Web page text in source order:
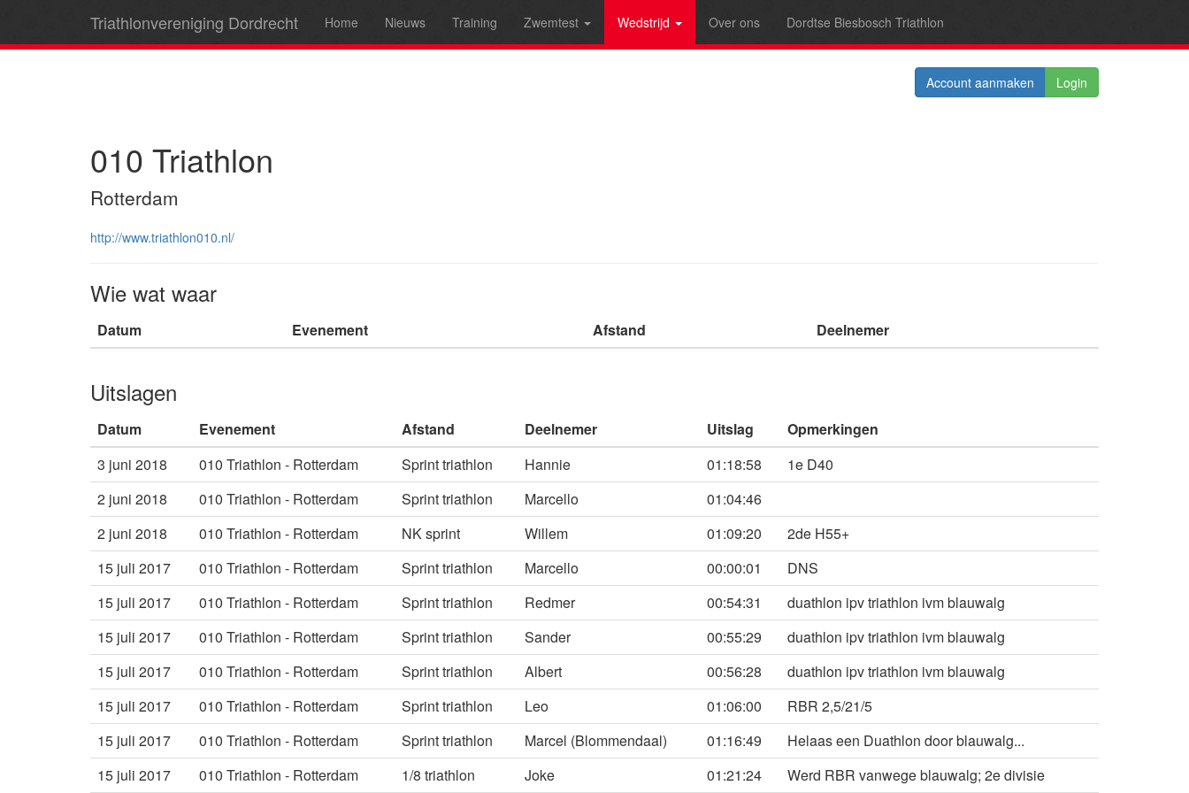
Triathlonvereniging Dordrecht Home Nieuws Training Zwemtest Wedstrijd Over ons Dordtse Biesbosch Triathlon
Account aanmaken Login
010 Triathlon
Rotterdam
http://www.triathlon010.nl/
Wie wat waar
Datum Evenement Afstand Deelnemer
Uitslagen
Datum Evenement Afstand Deelnemer Uitslag
Opmerkingen
3 juni 2018
010 Triathlon - Rotterdam Sprint triathlon Hannie 01:18:58
1e D40
2 juni 2018
010 Triathlon - Rotterdam Sprint triathlon Marcello
01:04:46
2 juni 2018
010 Triathlon - Rotterdam NK sprint Willem 01:09:20
2de H55+
15 juli 2017
010 Triathlon - Rotterdam Sprint triathlon Marcello 00:00:01
DNS
15 juli 2017
010 Triathlon - Rotterdam Sprint triathlon Redmer 00:54:31
duathlon ipv triathlon ivm blauwalg
15 juli 2017
010 Triathlon - Rotterdam Sprint triathlon Sander 00:55:29
duathlon ipv triathlon ivm blauwalg
15 juli 2017
010 Triathlon - Rotterdam Sprint triathlon Albert 00:56:28
duathlon ipv triathlon ivm blauwalg
15 juli 2017
010 Triathlon - Rotterdam Sprint triathlon Leo 01:06:00
RBR 2,5/21/5
15 juli 2017
010 Triathlon - Rotterdam Sprint triathlon Marcel (Blommendaal) 01:16:49
Helaas een Duathlon door blauwalg...
15 juli 2017
010 Triathlon - Rotterdam 1/8 triathlon Joke 01:21:24 Werd RBR vanwege blauwalg; 2e divisie